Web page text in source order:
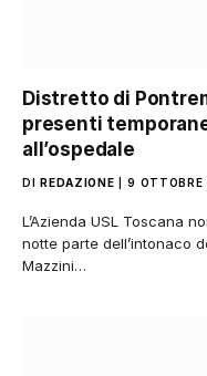
Distretto di
presenti
all’ospedale
DI REDAZIONE 9
L’Azienda USL Toscana
notte parte dell’intonaco
Mazzini…